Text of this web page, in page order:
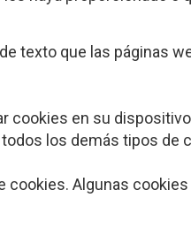
texto que las páginas
cookies en su
los demás tipos
cookies. Algunas